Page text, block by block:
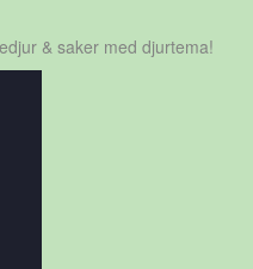
& saker med djurtema!